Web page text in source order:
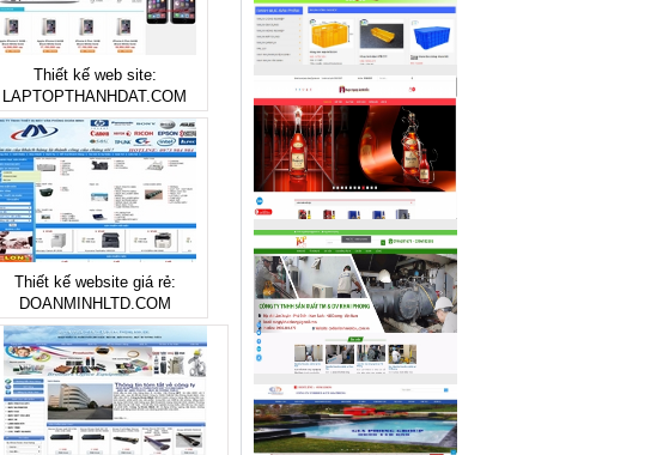
Thiết kế web site:
LAPTOPTHANHDAT.COM
Thiết kế website giá rẻ:
DOANMINHLTD.COM